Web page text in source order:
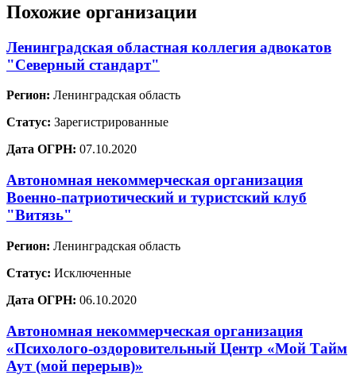
Похожие организации
Ленинградская областная коллегия адвокатов
"Северный стандарт"
Регион: Ленинградская область
Статус: Зарегистрированные
Дата ОГРН: 07.10.2020
Автономная некоммерческая организация
Военно-патриотический и туристский клуб
"Витязь"
Регион: Ленинградская область
Статус: Исключенные
Дата ОГРН: 06.10.2020
Автономная некоммерческая организация
«Психолого-оздоровительный Центр «Мой Тайм
Аут (мой перерыв)»